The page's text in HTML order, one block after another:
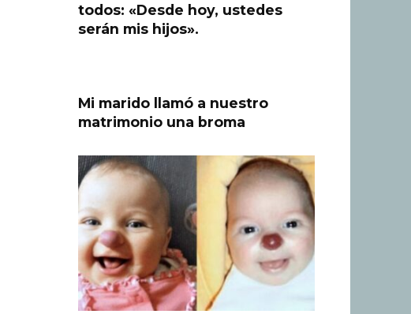
todos: «Desde hoy, ustedes
serán mis hijos».
Mi marido llamó a nuestro
matrimonio una broma